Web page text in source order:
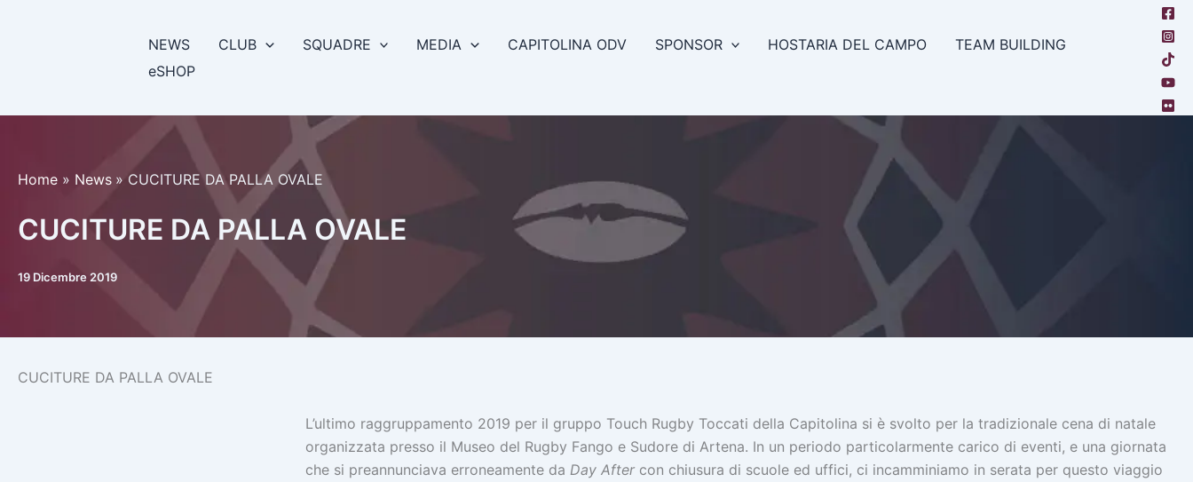
NEWS CLUB SQUADRE MEDIA CAPITOLINA ODV SPONSOR HOSTARIA DEL CAMPO
TEAM BUILDING
eSHOP
Home News CUCITURE DA PALLA OVALE
CUCITURE DA PALLA OVALE
19 Dicembre 2019
CUCITURE DA PALLA OVALE
L’ultimo raggruppamento 2019 per il gruppo Touch Rugby Toccati della Capitolina si è svolto per la tradizionale cena di natale
organizzata presso il Museo del Rugby Fango e Sudore di Artena. In un periodo particolarmente carico di eventi, e una giornata
che si preannunciava erroneamente da Day Aftercon chiusura di scuole ed uffici, ci incamminiamo in serata per questo viaggio